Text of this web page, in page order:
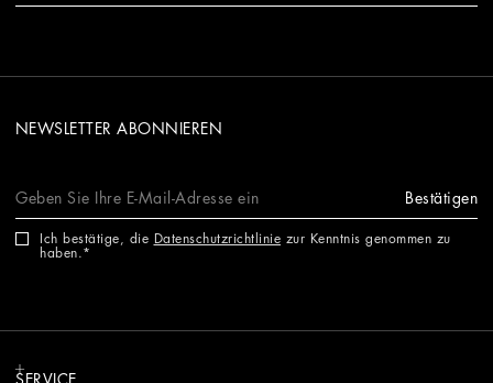
NEWSLETTER ABONNIEREN
Bestätigen
Ich bestätige, die Datenschutzrichtlinie zur Kenntnis genommen zu
haben.
SERVICE